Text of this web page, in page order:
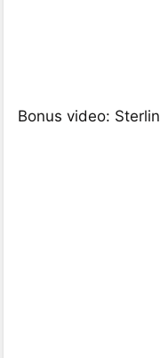
Bonus video: